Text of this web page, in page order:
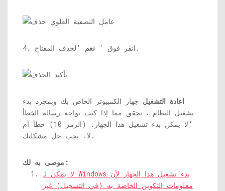
4. انقر فوق ' نعم 'لحذف المفتاح.
اعادة التشغيل جهاز الكمبيوتر الخاص بك وبمجرد بدء
تشغيل النظام ، تحقق مما إذا كنت تواجه رسالة الخطأ
'لا يمكن بدء تشغيل هذا الجهاز. (الرمز 10) خطأ أم
لا. يجب حل مشكلتك.
موصى به لك:
لا يمكن لـ Windows بدء تشغيل هذا الجهاز لأن
معلومات التكوين الخاصة به (في التسجيل) غير